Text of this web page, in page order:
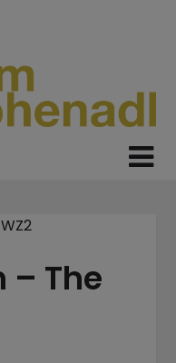
– The